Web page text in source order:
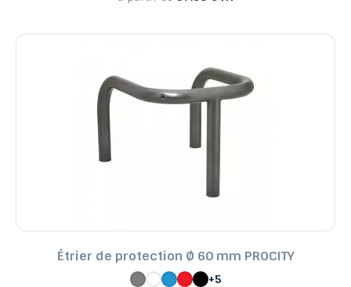
Étrier de protection Ø 60 mm PROCITY
+5